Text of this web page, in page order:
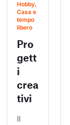
Hobby,
Casa e
tempo
libero
Pro
gett
i
crea
tivi
Il